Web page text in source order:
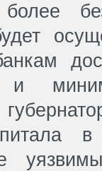
и
в